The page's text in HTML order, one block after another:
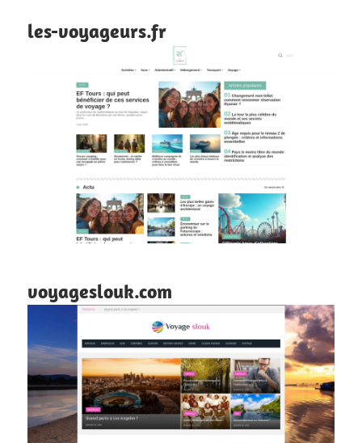
les-voyageurs.fr
voyageslouk.com